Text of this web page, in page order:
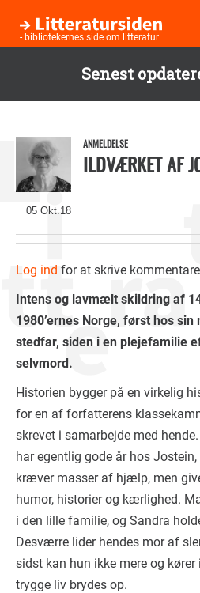
Senest
hovedindhold
- bibliotekernes side om litteratur
05 Okt.18
ANMELDELSE
ILDVÆRKET AF
Log ind for at skrive
Intens og lavmælt skildring af
1980’ernes Norge, først hos
stedfar, siden i en plejefamilie
selvmord.
Historien bygger på en virkelig
for en af forfatterens
skrevet i samarbejde med
har egentlig gode år hos
kræver masser af hjælp, men
humor, historier og kærlighed.
i den lille familie, og Sandra
Desværre lider hendes mor af
sidst kan hun ikke mere og kører
trygge liv brydes op.